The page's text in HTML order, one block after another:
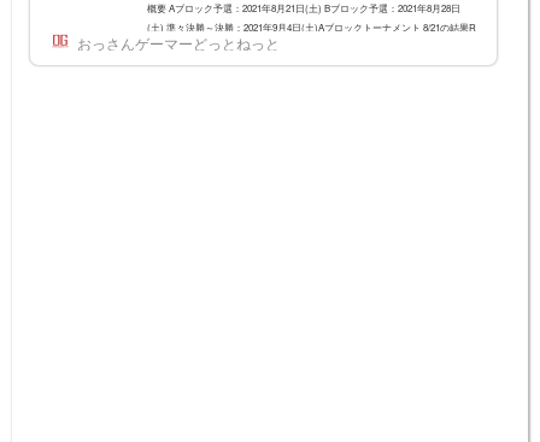
概要 Aブロック予選：2021年8月21日(土) Bブロック予選：2021年8月28日
(土) 準々決勝～決勝：2021年9月4日(土)Aブロックトーナメント 8/21の結果R
age、Styx、イベリアブルオアシス、DeLaMerの4ギルドが勝利し、9月4日の
準々決勝に進出します。放送はこちらから見られます。実況にe-Sportsキャ
おっさんゲーマーどっとねっと